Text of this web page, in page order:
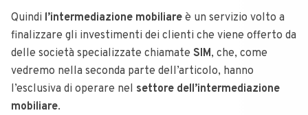
Quindi l’intermediazione mobiliare è un servizio volto a
finalizzare gli investimenti dei clienti che viene offerto da
delle società specializzate chiamate SIM, che, come
vedremo nella seconda parte dell’articolo, hanno
l’esclusiva di operare nel settore dell’intermediazione
mobiliare.